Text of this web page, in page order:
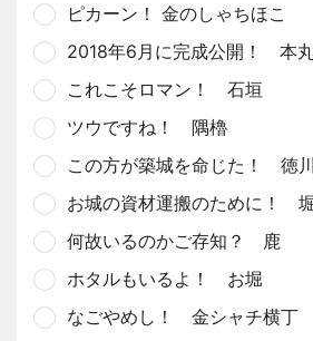
ピカーン！ 金のしゃちほこ
2018年6月に完成公開！ 本
これこそロマン！ 石垣
ツウですね！ 隅櫓
この方が築城を命じた！ 徳
お城の資材運搬のために！
何故いるのかご存知？ 鹿
ホタルもいるよ！ お堀
なごやめし！ 金シャチ横丁